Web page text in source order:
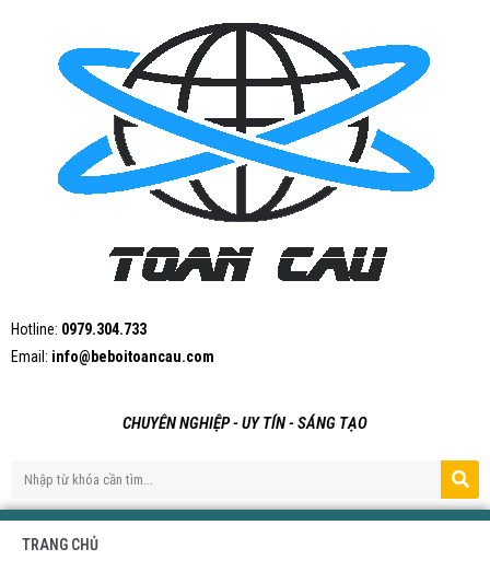
Hotline: 0979.304.733
Email: info@beboitoancau.com
CHUYÊN NGHIỆP - UY TÍN - SÁNG TẠO
TRANG CHỦ